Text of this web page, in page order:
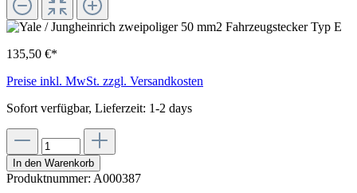
135,50 €*
Preise inkl. MwSt. zzgl. Versandkosten
Sofort verfügbar, Lieferzeit: 1-2 days
In den Warenkorb
Produktnummer: A000387